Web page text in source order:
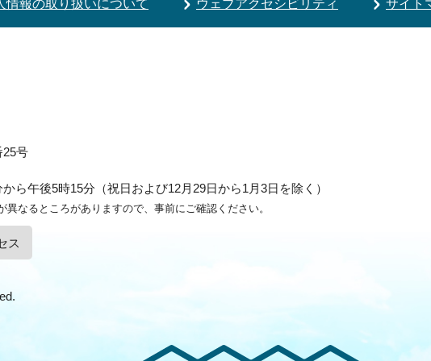
情報の取り扱いについて ウェブアクセシビリティ サイト
号
ら午後5時15分（祝日および12月29日から1月3日を除く）
なるところがありますので、事前にご確認ください。
ス